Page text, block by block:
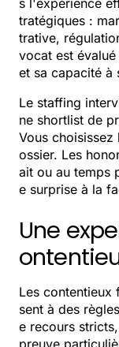
s l'expérience
tratégiques :
trative,
vocat est
et sa capacité à
Le staffing
ne shortlist de
Vous
ossier. Les
ait ou au temps
e surprise à la
Une
Les contentieux
sent à des
e recours